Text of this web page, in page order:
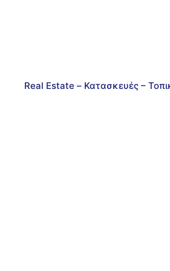
Real Estate – Κατασκευές –